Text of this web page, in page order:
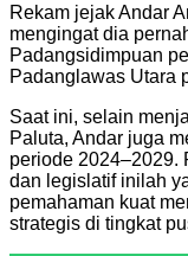
Rekam jejak Andar
mengingat dia
Padangsidimpuan
Padanglawas Utara
Saat ini, selain
Paluta, Andar juga
periode 2024–2029.
dan legislatif inilah
pemahaman kuat
strategis di tingkat